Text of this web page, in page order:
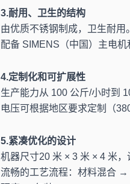
3.耐用、卫生的结构
由优质不锈钢制成，卫生耐用。
配备 SIMENS（中国）主电机
4.定制化和可扩展性
生产能力从 100 公斤/小时到
电压可根据地区要求定制（
5.紧凑优化的设计
机器尺寸20 米 × 3 米 × 4 米，
流畅的工艺流程：材料混合